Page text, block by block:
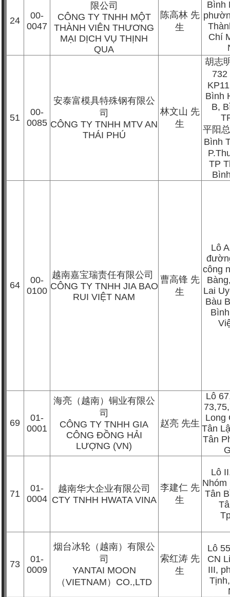
24
00-
0047
限公司
CÔNG TY TNHH MỘT
THÀNH VIÊN THƯƠNG
MẠI DỊCH VỤ THỊNH
QUA
陈高林 先
生
Bình
Chí
51
00-
0085
安泰富模具特殊钢有限公
司
CÔNG TY TNHH MTV AN
THÁI PHÚ
林文山 先
生
胡志
732
Bình
B,
平阳
Bình
TP
64
00-
0100
越南嘉宝瑞责任有限公司
CÔNG TY TNHH JIA BAO
RUI VIỆT NAM
曹高锋 先
生
Lô
công
Lai
Bàu
69
01-
0001
海亮（越南）铜业有限公
司
CÔNG TY TNHH GIA
CÔNG ĐỒNG HẢI
LƯỢNG (VN)
赵亮 先生
Lô
Long
Tân
Tân
71
01-
0004
越南华大企业有限公司
CTY TNHH HWATA VINA
李建仁 先
生
Lô
Nhóm
Tân
73
01-
0009
烟台冰轮（越南）有限公
司
YANTAI MOON
（VIETNAM ） CO.,LTD
索红涛 先
生
Lô
CN
III,